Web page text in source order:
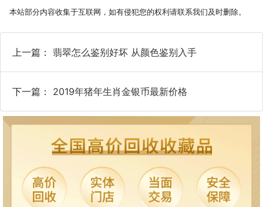
本站部分内容收集于互联网，如有侵犯您的权利请联系我们及时删除。
上一篇： 翡翠怎么鉴别好坏 从颜色鉴别入手
下一篇： 2019年猪年生肖金银币最新价格